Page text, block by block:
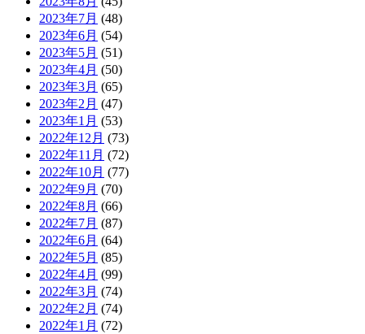
2023年7月 (48)
2023年6月 (54)
2023年5月 (51)
2023年4月 (50)
2023年3月 (65)
2023年2月 (47)
2023年1月 (53)
2022年12月 (73)
2022年11月 (72)
2022年10月 (77)
2022年9月 (70)
2022年8月 (66)
2022年7月 (87)
2022年6月 (64)
2022年5月 (85)
2022年4月 (99)
2022年3月 (74)
2022年2月 (74)
2022年1月 (72)